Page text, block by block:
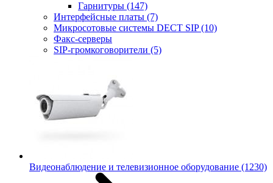
Гарнитуры (147)
Интерфейсные платы (7)
Микросотовые системы DECT SIP(10)
Факс-серверы
SIP-громкоговорители (5)
Видеонаблюдение и телевизионное оборудование (1230)